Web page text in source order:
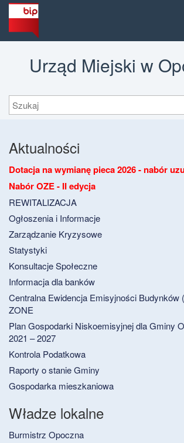
Urząd Miejski w
Szukaj
Aktualności
Dotacja na wymianę pieca 2026 - nabór
Nabór OZE - II edycja
REWITALIZACJA
Ogłoszenia i Informacje
Zarządzanie Kryzysowe
Statystyki
Konsultacje Społeczne
Informacja dla banków
Centralna Ewidencja Emisyjności Budynków
ZONE
Plan Gospodarki Niskoemisyjnej dla Gminy
2021 – 2027
Kontrola Podatkowa
Raporty o stanie Gminy
Gospodarka mieszkaniowa
Władze lokalne
Burmistrz Opoczna